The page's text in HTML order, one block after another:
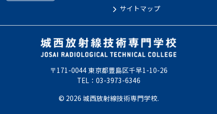
サイトマップ
〒171-0044 東京都豊島区千早1-10-26
TEL：03-3973-6346
© 2026 城西放射線技術専門学校.